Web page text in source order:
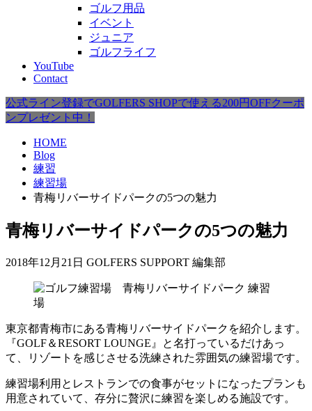
ゴルフ用品
イベント
ジュニア
ゴルフライフ
YouTube
Contact
公式ライン登録でGOLFERS SHOPで使える200円OFFクーポ
ンプレゼント中！
HOME
Blog
練習
練習場
青梅リバーサイドパークの5つの魅力
青梅リバーサイドパークの5つの魅力
2018年12月21日 GOLFERS SUPPORT 編集部
練習
場
東京都青梅市にある青梅リバーサイドパークを紹介します。
『GOLF＆RESORT LOUNGE』と名打っているだけあっ
て、リゾートを感じさせる洗練された雰囲気の練習場です。
練習場利用とレストランでの食事がセットになったプランも
用意されていて、存分に贅沢に練習を楽しめる施設です。